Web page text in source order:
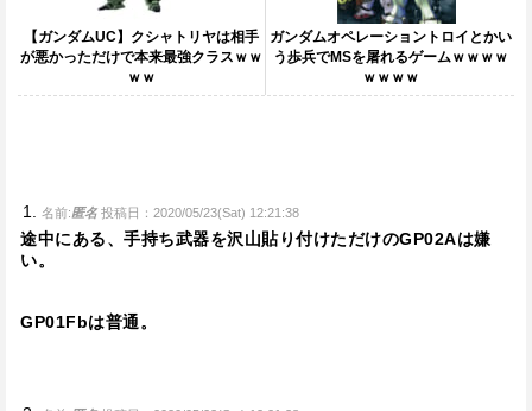
【ガンダムUC】クシャトリヤは相手
が悪かっただけで本来最強クラスｗｗ
ｗｗ
ガンダムオペレーショントロイとかい
う歩兵でMSを屠れるゲームｗｗｗｗ
ｗｗｗｗ
名前:匿名 投稿日：2020/05/23(Sat) 12:21:38
途中にある、手持ち武器を沢山貼り付けただけのGP02Aは嫌
い。
GP01Fbは普通。